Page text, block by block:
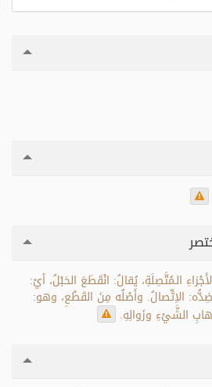
الـمُتَّصِلَةِ، يُقالُ: انْقَطَعَ الحَبْلُ، أيْ:
الاِتِّصالُ. وأَصْلُه مِنَ القَطْعِ، وهو:
الشَّيْءِ وزَوالِهِ.